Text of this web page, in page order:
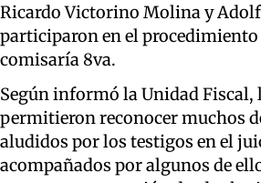
Ricardo Victorino Molina y
participaron en el
comisaría 8va.
Según informó la Unidad Fiscal,
permitieron reconocer muchos
aludidos por los testigos en el
acompañados por algunos de